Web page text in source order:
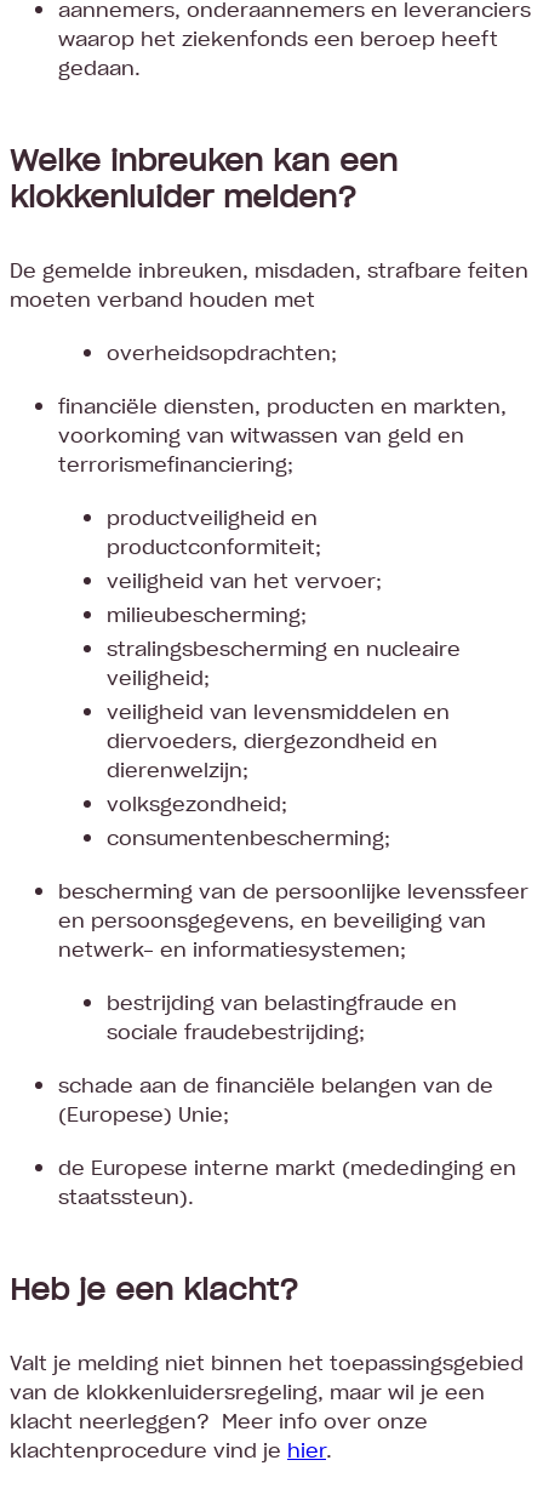
aannemers, onderaannemers en leveranciers
waarop het ziekenfonds een beroep heeft
gedaan.
Welke inbreuken kan een
klokkenluider melden?
De gemelde inbreuken, misdaden, strafbare feiten
moeten verband houden met
overheidsopdrachten;
financiële diensten, producten en markten,
voorkoming van witwassen van geld en
terrorismefinanciering;
productveiligheid en
productconformiteit;
veiligheid van het vervoer;
milieubescherming;
stralingsbescherming en nucleaire
veiligheid;
veiligheid van levensmiddelen en
diervoeders, diergezondheid en
dierenwelzijn;
volksgezondheid;
consumentenbescherming;
bescherming van de persoonlijke levenssfeer
en persoonsgegevens, en beveiliging van
netwerk- en informatiesystemen;
bestrijding van belastingfraude en
sociale fraudebestrijding;
schade aan de financiële belangen van de
(Europese) Unie;
de Europese interne markt (mededinging en
staatssteun).
Heb je een klacht?
Valt je melding niet binnen het toepassingsgebied
van de klokkenluidersregeling, maar wil je een
klacht neerleggen? Meer info over onze
klachtenprocedure vind je hier.